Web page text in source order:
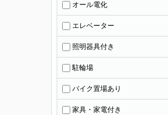
オール電化
エレベーター
照明器具付き
駐輪場
バイク置場あり
家具・家電付き